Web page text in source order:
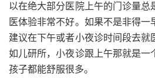
以在绝大部分医院上午的门诊量总
医体验非常不好。如果不是非得一
建议在下午或者小夜诊时间段去就
如儿研所，小夜诊跟上午那就是一
孩子都能舒服很多。